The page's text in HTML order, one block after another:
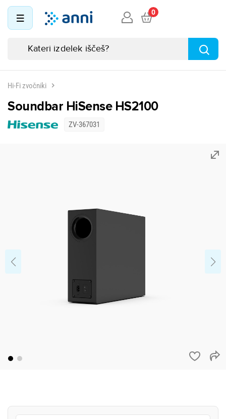
0
Hi-Fi zvočniki
Soundbar HiSense HS2100
ZV-367031